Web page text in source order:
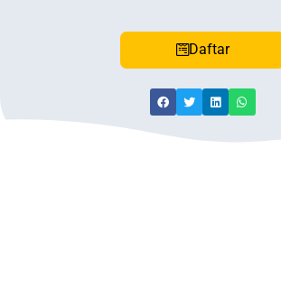
Daftar